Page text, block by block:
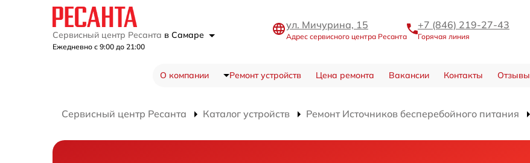
Сервисный центр Ресанта в Самаре
Ежедневно с 9:00 до 21:00
ул. Мичурина, 15
Адрес сервисного центра Ресанта
+7 (846) 219-27-43
Горячая линия
О компании Ремонт устройств Цена ремонта Вакансии Контакты Отзывы
Сервисный центр Ресанта Каталог устройств Ремонт Источников бесперебойного питания